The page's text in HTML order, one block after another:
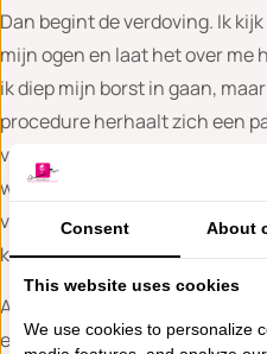
Dan begint de verdoving. Ik
mijn ogen en laat het over me
ik diep mijn borst in gaan,
procedure herhaalt zich een
verdoven. Nu ik merk dat er
wat meer ontspannen. In mijn
van Kane, mijn vaste tactiek
komen.
Als alles verdoofd is, start het
echo/foto, en het apparaat
Consent About
This website uses cookies
We use cookies to personalize